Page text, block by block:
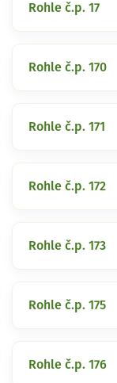
Rohle č.p. 17
Rohle č.p. 170
Rohle č.p. 171
Rohle č.p. 172
Rohle č.p. 173
Rohle č.p. 175
Rohle č.p. 176